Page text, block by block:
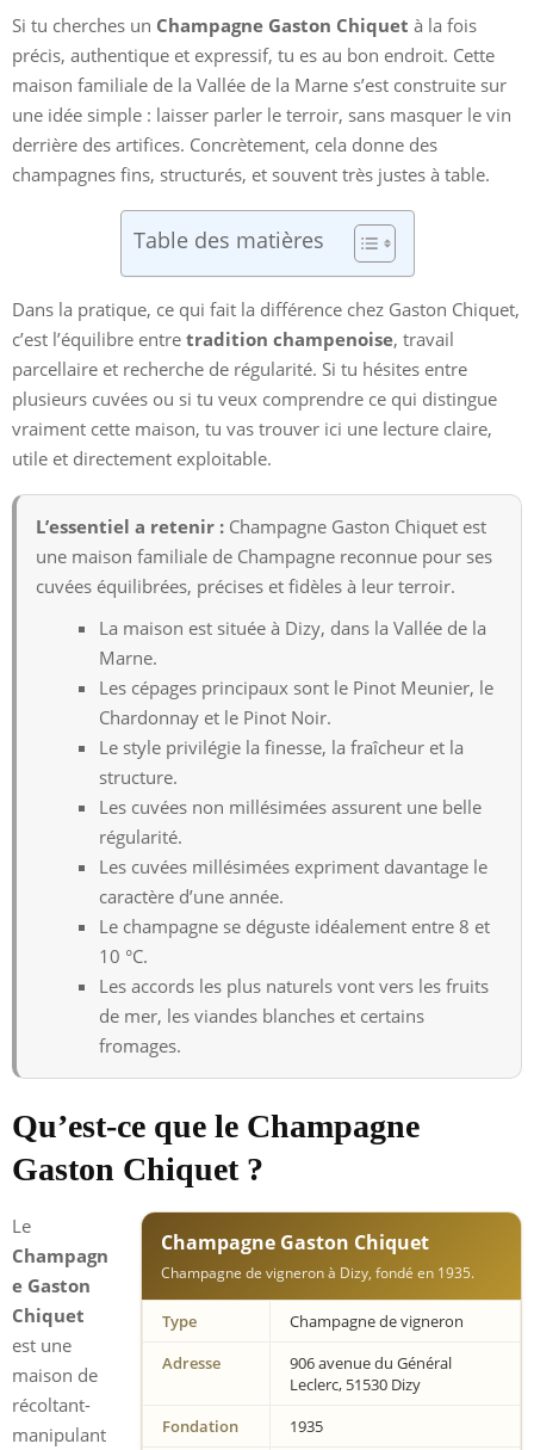
Si tu cherches un Champagne Gaston Chiquet à la fois
précis, authentique et expressif, tu es au bon endroit. Cette
maison familiale de la Vallée de la Marne s’est construite sur
une idée simple : laisser parler le terroir, sans masquer le vin
derrière des artifices. Concrètement, cela donne des
champagnes fins, structurés, et souvent très justes à table.
Table des matières
Dans la pratique, ce qui fait la différence chez Gaston Chiquet,
c’est l’équilibre entre tradition champenoise, travail
parcellaire et recherche de régularité. Si tu hésites entre
plusieurs cuvées ou si tu veux comprendre ce qui distingue
vraiment cette maison, tu vas trouver ici une lecture claire,
utile et directement exploitable.
L’essentiel a retenir : Champagne Gaston Chiquet est
une maison familiale de Champagne reconnue pour ses
cuvées équilibrées, précises et fidèles à leur terroir.
La maison est située à Dizy, dans la Vallée de la
Marne.
Les cépages principaux sont le Pinot Meunier, le
Chardonnay et le Pinot Noir.
Le style privilégie la finesse, la fraîcheur et la
structure.
Les cuvées non millésimées assurent une belle
régularité.
Les cuvées millésimées expriment davantage le
caractère d’une année.
Le champagne se déguste idéalement entre 8 et
10 °C.
Les accords les plus naturels vont vers les fruits
de mer, les viandes blanches et certains
fromages.
Qu’est-ce que le Champagne
Gaston Chiquet ?
Champagne Gaston Chiquet
Champagne de vigneron à Dizy, fondé en 1935.
Type
Champagne de vigneron
Adresse
906 avenue du Général
Leclerc, 51530 Dizy
Fondation
1935
Le
Champagn
e Gaston
Chiquet
est une
maison de
récoltant-
manipulant